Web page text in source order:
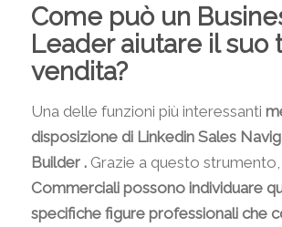
Come può un
Leader aiutare il suo
vendita?
Una delle funzioni più interessanti
disposizione di Linkedin Sales
Builder .Grazie a questo strumento,
Commerciali possono individuare
specifiche figure professionali che